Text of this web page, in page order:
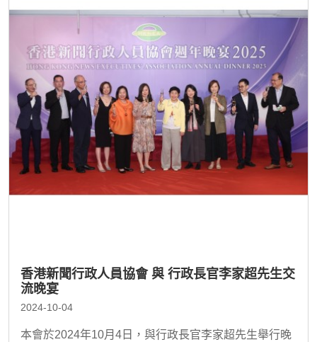
香港新聞行政人員協會 與 行政長官李家超先生交
流晚宴
2024-10-04
本會於2024年10月4日，與行政長官李家超先生舉行晚